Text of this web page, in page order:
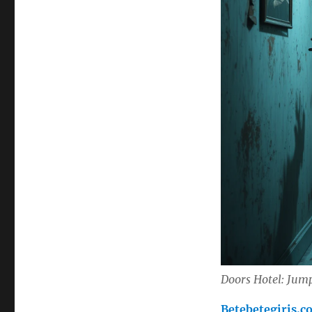
Doors Hotel: